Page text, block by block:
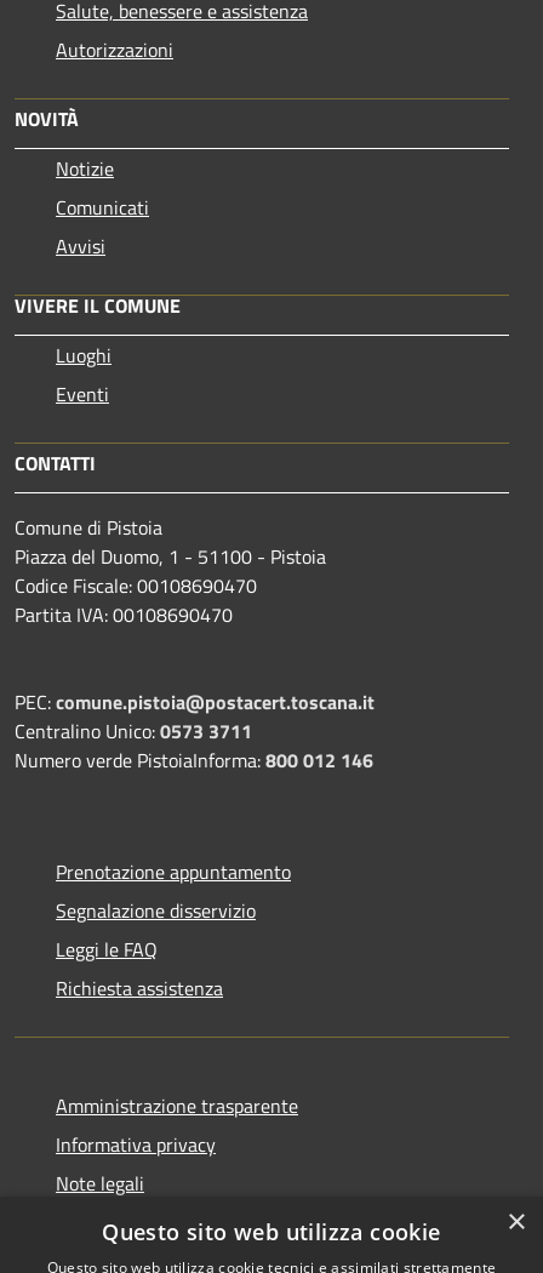
Salute, benessere e assistenza
Autorizzazioni
NOVITÀ
Notizie
Comunicati
Avvisi
VIVERE IL COMUNE
Luoghi
Eventi
CONTATTI
Comune di Pistoia
Piazza del Duomo, 1 - 51100 - Pistoia
Codice Fiscale: 00108690470
Partita IVA: 00108690470
PEC:comune.pistoia@postacert.toscana.it
Centralino Unico:0573 3711
Numero verde PistoiaInforma:800 012 146
Prenotazione appuntamento
Segnalazione disservizio
Leggi le FAQ
Richiesta assistenza
Amministrazione trasparente
Informativa privacy
Note legali
Dichiarazione di accessibilità
×
Questo sito web utilizza cookie
Questo sito web utilizza cookie tecnici e assimilati strettamente